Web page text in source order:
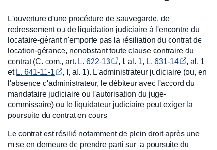
L'ouverture d'une procédure de sauvegarde, de
redressement ou de liquidation judiciaire à l'encontre du
locataire-gérant n'emporte pas la résiliation du contrat de
location-gérance, nonobstant toute clause contraire du
contrat (C. com., art. L. 622-13 , I, al. 1, L. 631-14
, al. 1
et L. 641-11-1
, I, al. 1). L'administrateur judiciaire (ou, en
l'absence d'administrateur, le débiteur avec l'accord du
mandataire judiciaire ou l'autorisation du juge-
commissaire) ou le liquidateur judiciaire peut exiger la
poursuite du contrat en cours.
Le contrat est résilié notamment de plein droit après une
mise en demeure de prendre parti sur la poursuite du